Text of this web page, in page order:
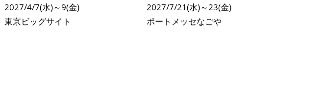
2027/4/7(水)～9(金)
東京ビッグサイト
2027/7/21(水)～23(金)
ポートメッセなごや